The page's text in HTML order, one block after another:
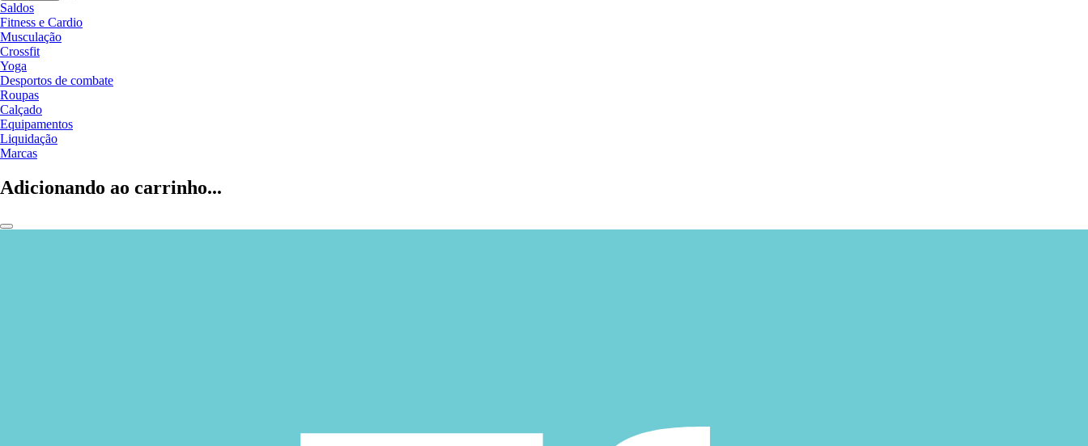
Saldos
Fitness e Cardio
Musculação
Crossfit
Yoga
Desportos de combate
Roupas
Calçado
Equipamentos
Liquidação
Marcas
Adicionando ao carrinho...